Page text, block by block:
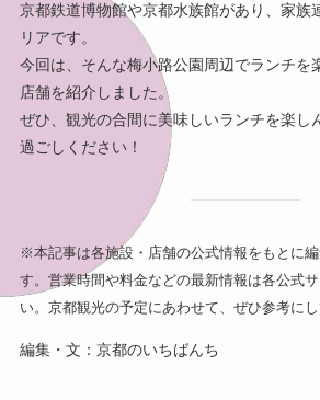
京都鉄道博物館や京都水族館があり、家族
リアです。
今回は、そんな梅小路公園周辺でランチを
店舗を紹介しました。
ぜひ、観光の合間に美味しいランチを楽し
過ごしください！
※本記事は各施設・店舗の公式情報をもとに
す。営業時間や料金などの最新情報は各公式
い。京都観光の予定にあわせて、ぜひ参考にし
編集・文：京都のいちばんち